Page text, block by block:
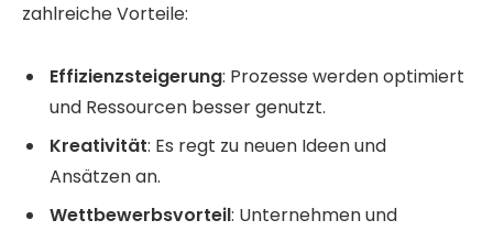
zahlreiche Vorteile:
Effizienzsteigerung: Prozesse werden optimiert
und Ressourcen besser genutzt.
Kreativität: Es regt zu neuen Ideen und
Ansätzen an.
Wettbewerbsvorteil: Unternehmen und